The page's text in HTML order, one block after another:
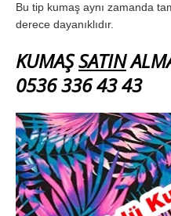
Bu tip kumaş aynı zamanda
derece dayanıklıdır.
KUMAŞSATIN
0536 336 43 43